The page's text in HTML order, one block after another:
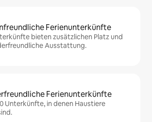
Ferienunterkünfte
bieten zusätzlichen Platz und
Ausstattung.
Ferienunterkünfte
Unterkünfte, in denen Haustiere